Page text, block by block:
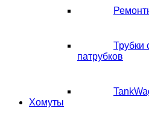
Трубки
патрубков
Хомуты